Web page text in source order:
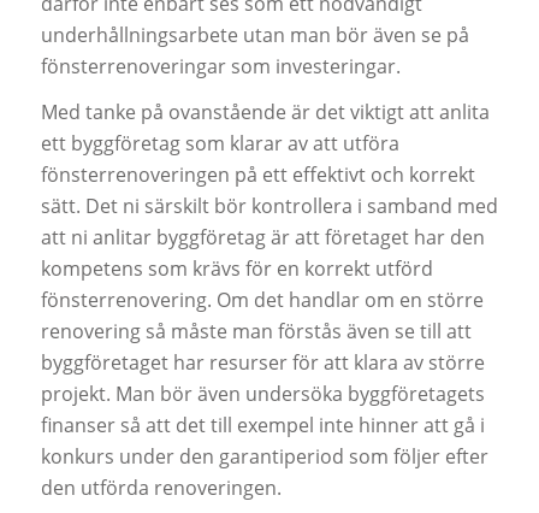
underhållningsarbete utan man bör även se på
fönsterrenoveringar som investeringar.
Med tanke på ovanstående är det viktigt att anlita
ett byggföretag som klarar av att utföra
fönsterrenoveringen på ett effektivt och korrekt
sätt. Det ni särskilt bör kontrollera i samband med
att ni anlitar byggföretag är att företaget har den
kompetens som krävs för en korrekt utförd
fönsterrenovering. Om det handlar om en större
renovering så måste man förstås även se till att
byggföretaget har resurser för att klara av större
projekt. Man bör även undersöka byggföretagets
finanser så att det till exempel inte hinner att gå i
konkurs under den garantiperiod som följer efter
den utförda renoveringen.